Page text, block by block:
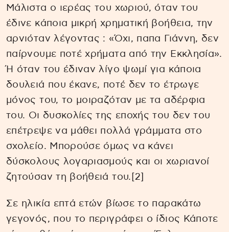
Μάλιστα ο ιερέας του χωριού, όταν του
έδινε κάποια μικρή χρηματική βοήθεια, την
αρνιόταν λέγοντας : «Όχι, παπα Γιάννη, δεν
παίρνουμε ποτέ χρήματα από την Εκκλησία».
Ή όταν του έδιναν λίγο ψωμί για κάποια
δουλειά που έκανε, ποτέ δεν το έτρωγε
μόνος του, το μοιραζόταν με τα αδέρφια
του. Οι δυσκολίες της εποχής του δεν του
επέτρεψε να μάθει πολλά γράμματα στο
σχολείο. Μπορούσε όμως να κάνει
δύσκολους λογαριασμούς και οι χωριανοί
ζητούσαν τη βοήθειά του.[2]
Σε ηλικία επτά ετών βίωσε το παρακάτω
γεγονός, που το περιγράφει ο ίδιος Κάποτε